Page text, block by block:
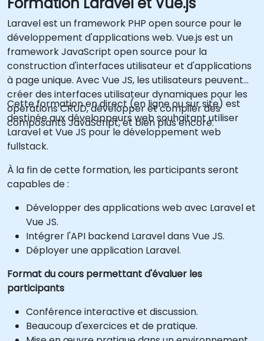
Laravel est un framework PHP open source pour le
développement d'applications web. Vue.js est un
framework JavaScript open source pour la
construction d'interfaces utilisateur et d'applications
à page unique. Avec Vue JS, les utilisateurs peuvent
créer des interfaces utilisateur dynamiques pour les
opérations CRUD, développer et compiler des
composants JavaScript, et bien plus encore.
Cette formation en direct (en ligne ou sur site) est
destinée aux développeurs web souhaitant utiliser
Laravel et Vue JS pour le développement web
fullstack.
À la fin de cette formation, les participants seront
capables de :
Développer des applications web avec Laravel et
Vue JS.
Intégrer l'API backend Laravel dans Vue JS.
Déployer une application Laravel.
Format du cours permettant d'évaluer les
participants
Conférence interactive et discussion.
Beaucoup d'exercices et de pratique.